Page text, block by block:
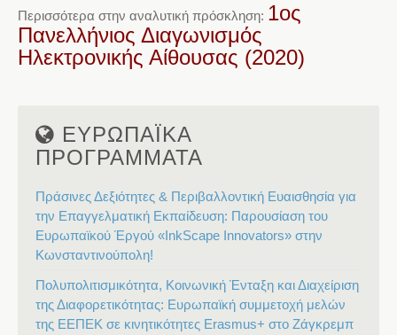
Περισσότερα στην αναλυτική πρόσκληση: 1ος
Πανελλήνιος Διαγωνισμός
Ηλεκτρονικής Αίθουσας (2020)
ΕΥΡΩΠΑΪΚΑ
ΠΡΟΓΡΑΜΜΑΤΑ
Πράσινες Δεξιότητες & Περιβαλλοντική Ευαισθησία για
την Επαγγελματική Εκπαίδευση: Παρουσίαση του
Ευρωπαϊκού Έργού «InkScape Innovators» στην
Κωνσταντινούπολη!
Πολυπολιτισμικότητα, Κοινωνική Ένταξη και Διαχείριση
της Διαφορετικότητας: Ευρωπαϊκή συμμετοχή μελών
της ΕΕΠΕΚ σε κινητικότητες Erasmus+ στο Ζάγκρεμπ